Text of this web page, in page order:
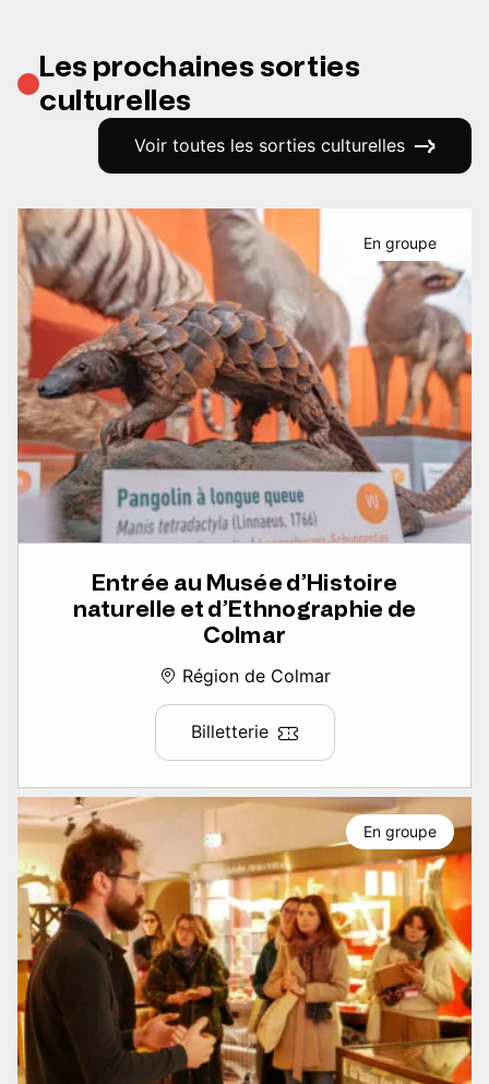
Les prochaines sorties
culturelles
Voir toutes les sorties culturelles
Entrée au Musée d’Histoire
naturelle et d’Ethnographie de
Colmar
Région de Colmar
Billetterie
En groupe
En groupe